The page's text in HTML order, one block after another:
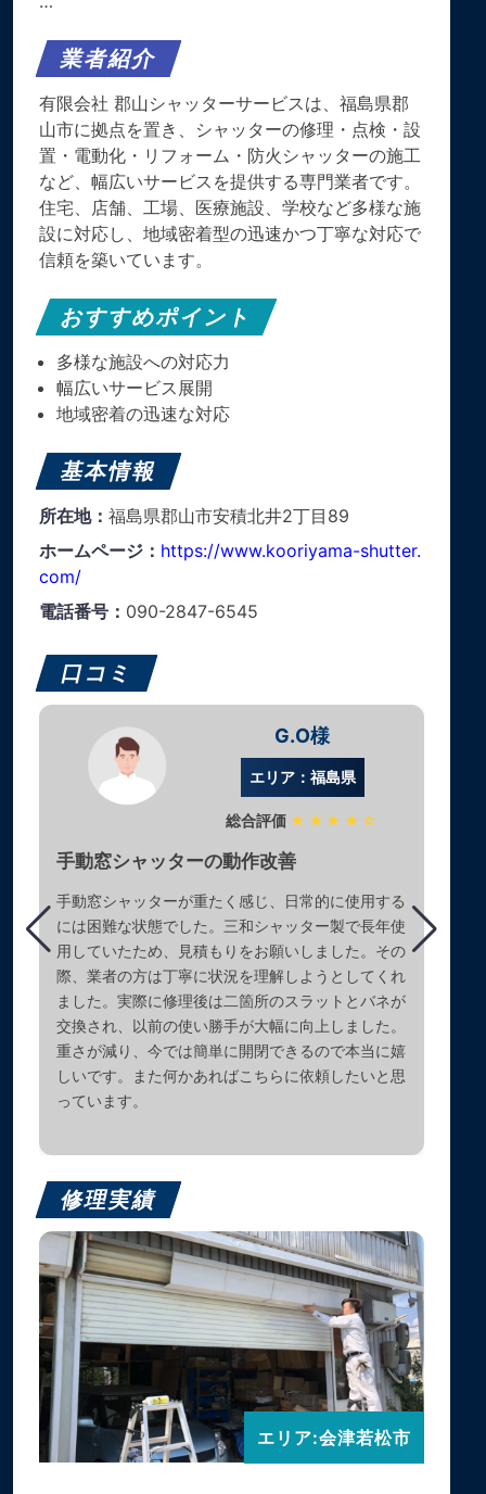
業者紹介
有限会社 郡山シャッターサービスは、福島県郡
山市に拠点を置き、シャッターの修理・点検・設
置・電動化・リフォーム・防火シャッターの施工
など、幅広いサービスを提供する専門業者です。
住宅、店舗、工場、医療施設、学校など多様な施
設に対応し、地域密着型の迅速かつ丁寧な対応で
信頼を築いています。
おすすめポイント
多様な施設への対応力
幅広いサービス展開
地域密着の迅速な対応
基本情報
所在地： 福島県郡山市安積北井2丁目89
ホームページ： https://www.kooriyama-shutter.
com/
電話番号： 090-2847-6545
口コミ
G.O様
エリア：福島県
総合評価 ★★★★☆
手動窓シャッターの動作改善
手動窓シャッターが重たく感じ、日常的に使用する
には困難な状態でした。三和シャッター製で長年使
用していたため、見積もりをお願いしました。その
際、業者の方は丁寧に状況を理解しようとしてくれ
ました。実際に修理後は二箇所のスラットとバネが
交換され、以前の使い勝手が大幅に向上しました。
重さが減り、今では簡単に開閉できるので本当に嬉
しいです。また何かあればこちらに依頼したいと思
っています。
修理実績
エリア:会津若松市